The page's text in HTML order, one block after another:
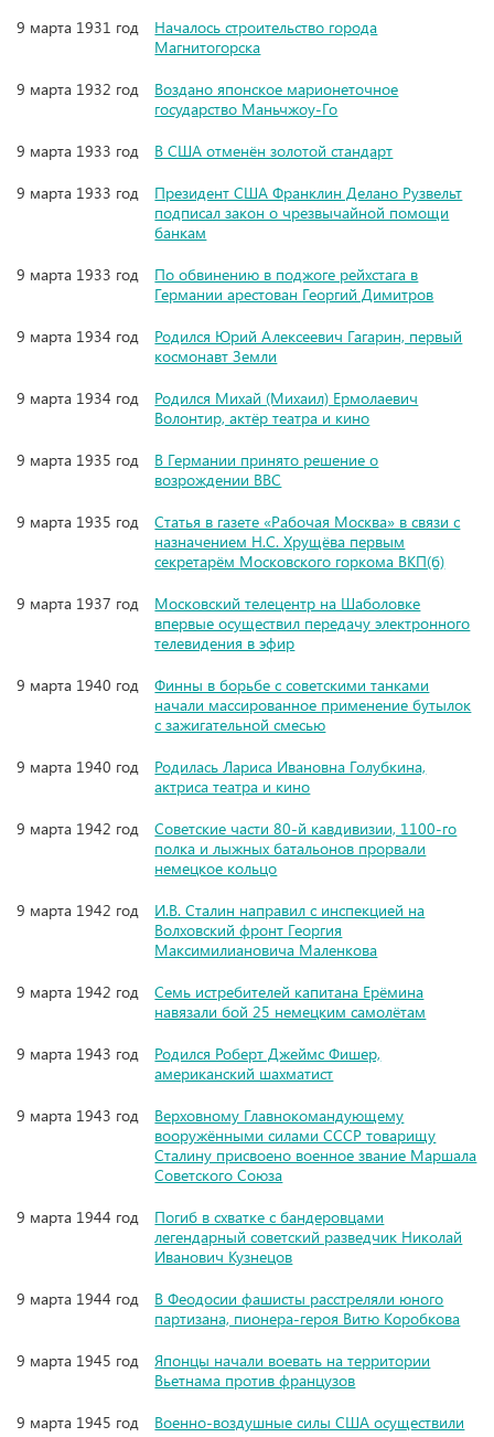
9 марта 1931 год
Началось строительство города
Магнитогорска
9 марта 1932 год
Воздано японское марионеточное
государство Маньчжоу-Го
9 марта 1933 год
В США отменён золотой стандарт
9 марта 1933 год
Президент США Франклин Делано Рузвельт
подписал закон о чрезвычайной помощи
банкам
9 марта 1933 год
По обвинению в поджоге рейхстага в
Германии арестован Георгий Димитров
9 марта 1934 год
Родился Юрий Алексеевич Гагарин, первый
космонавт Земли
9 марта 1934 год
Родился Михай (Михаил) Ермолаевич
Волонтир, актёр театра и кино
9 марта 1935 год
В Германии принято решение о
возрождении ВВС
9 марта 1935 год
Статья в газете «Рабочая Москва» в связи с
назначением Н.С. Хрущёва первым
секретарём Московского горкома ВКП(б)
9 марта 1937 год
Московский телецентр на Шаболовке
впервые осуществил передачу электронного
телевидения в эфир
9 марта 1940 год
Финны в борьбе с советскими танками
начали массированное применение бутылок
с зажигательной смесью
9 марта 1940 год
Родилась Лариса Ивановна Голубкина,
актриса театра и кино
9 марта 1942 год
Советские части 80-й кавдивизии, 1100-го
полка и лыжных батальонов прорвали
немецкое кольцо
9 марта 1942 год
И.В. Сталин направил с инспекцией на
Волховский фронт Георгия
Максимилиановича Маленкова
9 марта 1942 год
Семь истребителей капитана Ерёмина
навязали бой 25 немецким самолётам
9 марта 1943 год
Родился Роберт Джеймс Фишер,
американский шахматист
9 марта 1943 год
Верховному Главнокомандующему
вооружёнными силами СССР товарищу
Сталину присвоено военное звание Маршала
Советского Союза
9 марта 1944 год
Погиб в схватке с бандеровцами
легендарный советский разведчик Николай
Иванович Кузнецов
9 марта 1944 год
В Феодосии фашисты расстреляли юного
партизана, пионера-героя Витю Коробкова
9 марта 1945 год
Японцы начали воевать на территории
Вьетнама против французов
9 марта 1945 год
Военно-воздушные силы США осуществили